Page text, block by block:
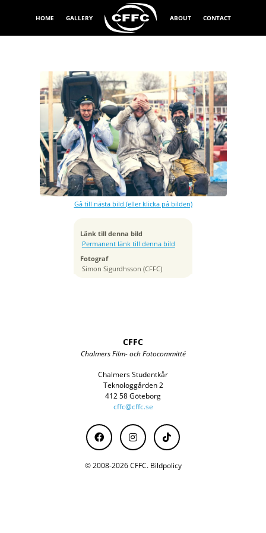
HOME GALLERY ABOUT CONTACT
Gå till nästa bild (eller klicka på bilden)
Länk till denna bild
Permanent länk till denna bild
Fotograf
Simon Sigurdhsson (CFFC)
Exponeringstid
1/400 sek
Bländare
f/3.5
Kamera
Canon EOS 5D Mark II
Tagen
ISO
100
Brännvidd
70 mm
CFFC
Chalmers Film- och Fotocommitté
Chalmers Studentkår
Teknologgården 2
412 58 Göteborg
cffc@cffc.se
© 2008-2026 CFFC. Bildpolicy